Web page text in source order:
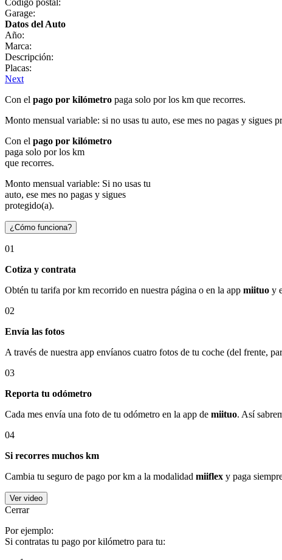
Garage:
Datos del Auto
Año:
Marca:
Descripción:
Placas:
Next
Con el pago por kilómetro paga solo por los km que recorres.
Monto mensual variable: si no usas tu auto, ese mes no pagas y sigues
Con el pago por kilómetro
paga solo por los km
que recorres.
Monto mensual variable: Si no usas tu
auto, ese mes no pagas y sigues
protegido(a).
¿Cómo funciona?
01
Cotiza y contrata
Obtén tu tarifa por km recorrido en nuestra página o en la app miituo y
02
Envía las fotos
A través de nuestra app envíanos cuatro fotos de tu coche (del frente,
03
Reporta tu odómetro
Cada mes envía una foto de tu odómetro en la app de miituo. Así
04
Si recorres muchos km
Cambia tu seguro de pago por km a la modalidad miiflex y paga
Ver video
Cerrar
Por ejemplo:
Si contratas tu pago por kilómetro para tu: